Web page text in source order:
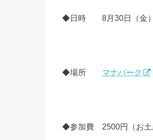
◆日時 8月30日（金
◆場所 マナパーク
◆参加費 2500円（お土